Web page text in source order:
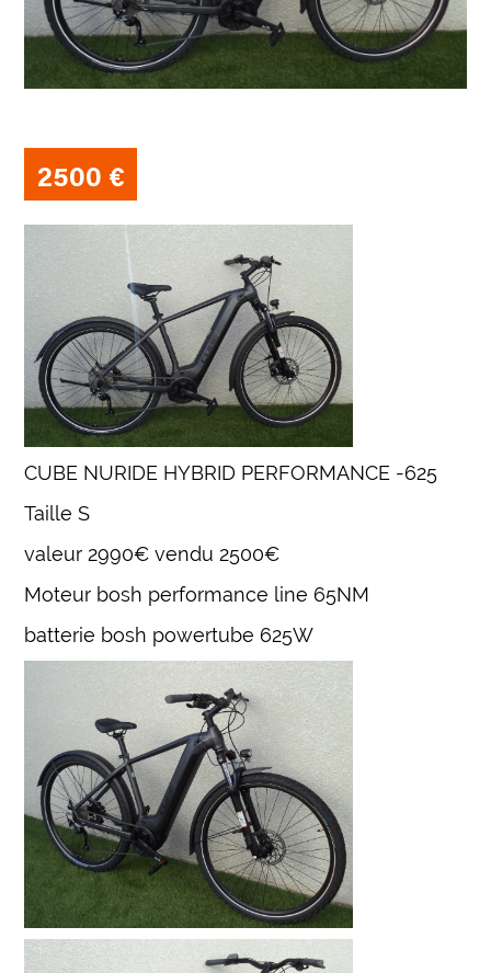
2500 €
CUBE NURIDE HYBRID PERFORMANCE -625
Taille S
valeur 2990€ vendu 2500€
Moteur bosh performance line 65NM
batterie bosh powertube 625W